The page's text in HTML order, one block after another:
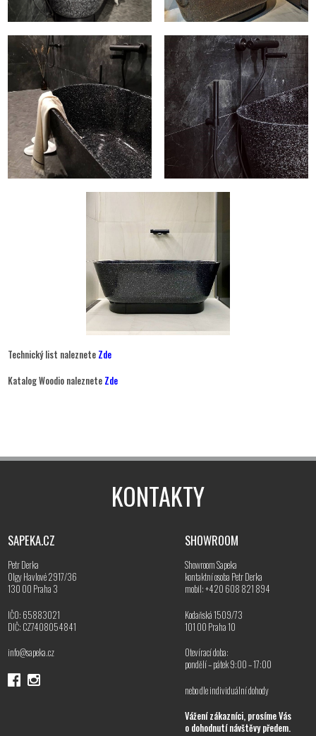
Technický list naleznete Zde
Katalog Woodio naleznete Zde
KONTAKTY
SAPEKA.CZ
Petr Derka
Olgy Havlové 2917/36
130 00 Praha 3
IČO: 65883021
DIČ: CZ7408054841
info@sapeka.cz
SHOWROOM
Showroom Sapeka
kontaktní osoba Petr Derka
mobil: +420 608 821 894
Kodaňská 1509/73
101 00 Praha 10
Otevírací doba:
pondělí – pátek 9:00 – 17:00
nebo dle individuální dohody
Vážení zákazníci, prosíme Vás
o dohodnutí návštěvy předem.